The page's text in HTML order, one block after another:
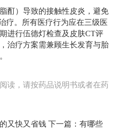
酊）导致的接触性皮炎，避免
疗。所有医疗行为应在三级医
进行伍德灯检查及皮肤CT评
治疗方案需兼顾生长发育与胎
读，请按药品说明书或者在药
又快又省钱 下一篇： 有哪些